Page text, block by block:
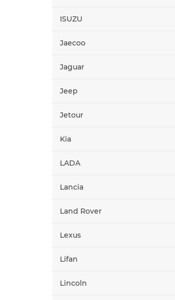
ISUZU
Jaecoo
Jaguar
Jeep
Jetour
Kia
LADA
Lancia
Land Rover
Lexus
Lifan
Lincoln